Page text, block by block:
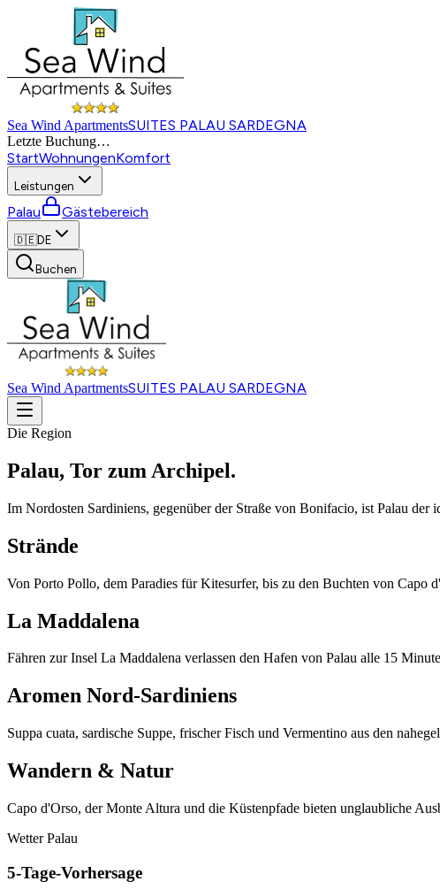
Sea Wind ApartmentsSUITES PALAU SARDEGNA
Letzte Buchung…
StartWohnungenKomfort
Leistungen
Palau Gästebereich
🇩🇪DE
Buchen
Sea Wind ApartmentsSUITES PALAU SARDEGNA
Die Region
Palau, Tor zum Archipel.
Im Nordosten Sardiniens, gegenüber der Straße von Bonifacio, ist Palau
Strände
Von Porto Pollo, dem Paradies für Kitesurfer, bis zu den Buchten von Capo
La Maddalena
Fähren zur Insel La Maddalena verlassen den Hafen von Palau alle 15
Aromen Nord-Sardiniens
Suppa cuata, sardische Suppe, frischer Fisch und Vermentino aus den
Wandern & Natur
Capo d'Orso, der Monte Altura und die Küstenpfade bieten unglaubliche
Wetter Palau
5-Tage-Vorhersage